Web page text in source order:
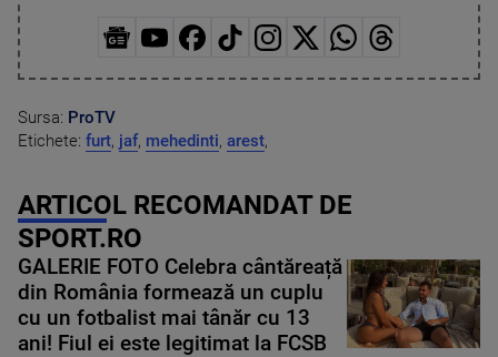
Sursa: ProTV
Etichete: furt, jaf, mehedinti, arest,
ARTICOL RECOMANDAT DE
SPORT.RO
GALERIE FOTO Celebra cântăreață
din România formează un cuplu
cu un fotbalist mai tânăr cu 13
ani! Fiul ei este legitimat la FCSB